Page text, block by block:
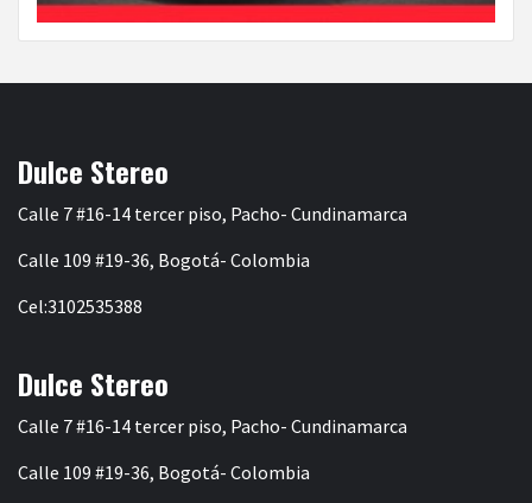
Dulce Stereo
Calle 7 #16-14 tercer piso, Pacho- Cundinamarca
Calle 109 #19-36, Bogotá- Colombia
Cel:3102535388
Dulce Stereo
Calle 7 #16-14 tercer piso, Pacho- Cundinamarca
Calle 109 #19-36, Bogotá- Colombia